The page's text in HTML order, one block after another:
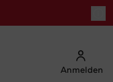
Anmelden